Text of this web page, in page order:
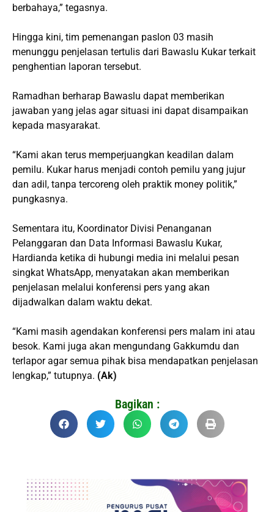
berbahaya,” tegasnya.
Hingga kini, tim pemenangan paslon 03 masih
menunggu penjelasan tertulis dari Bawaslu Kukar terkait
penghentian laporan tersebut.
Ramadhan berharap Bawaslu dapat memberikan
jawaban yang jelas agar situasi ini dapat disampaikan
kepada masyarakat.
“Kami akan terus memperjuangkan keadilan dalam
pemilu. Kukar harus menjadi contoh pemilu yang jujur
dan adil, tanpa tercoreng oleh praktik money politik,”
pungkasnya.
Sementara itu, Koordinator Divisi Penanganan
Pelanggaran dan Data Informasi Bawaslu Kukar,
Hardianda ketika di hubungi media ini melalui pesan
singkat WhatsApp, menyatakan akan memberikan
penjelasan melalui konferensi pers yang akan
dijadwalkan dalam waktu dekat.
“Kami masih agendakan konferensi pers malam ini atau
besok. Kami juga akan mengundang Gakkumdu dan
terlapor agar semua pihak bisa mendapatkan penjelasan
lengkap,” tutupnya. (Ak)
Bagikan :